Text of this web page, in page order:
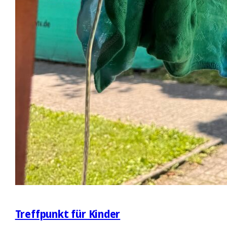
Treffpunkt für Kinder